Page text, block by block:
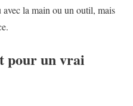
avec la main ou un outil, mais
pour un vrai